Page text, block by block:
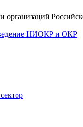
организаций
НИОКР и ОКР